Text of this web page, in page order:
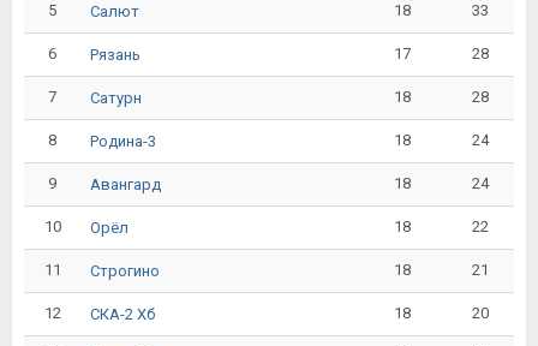
5 Салют 18 33
6 Рязань 17 28
7 Сатурн 18 28
8 Родина-3 18 24
9 Авангард 18 24
10 Орёл 18 22
11 Строгино 18 21
12 СКА-2 Хб 18 20